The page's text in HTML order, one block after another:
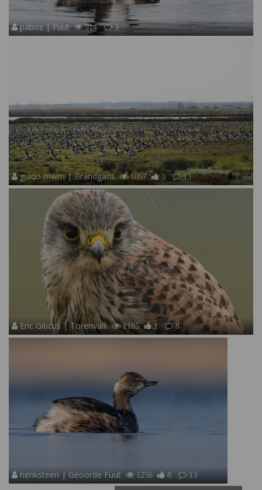
pabos | Fuut 914 3
guido mwm | Brandgans 1057 3 13
Eric Gibcus | Torenvalk 1185 1 8
henksteen | Geoorde Fuut 1256 8 13